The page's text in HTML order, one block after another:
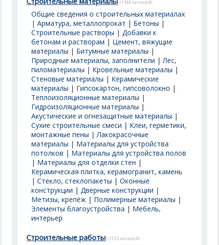
(1344 записей)
Общие сведения о строительных материалах
|Арматура, металлопрокат | Бетоны |
Строительные растворы |Добавки к
бетонам и растворам | Цемент, вяжущие
материалы | Битумные материалы |
Природные материалы, заполнители |Лес,
пиломатериалы | Кровельные материалы |
Стеновые материалы | Керамические
материалы | Гипсокартон, гипсоволокно |
Теплоизоляционные материалы |
Гидроизоляционные материалы |
Акустические и огнезащитные материалы |
Сухие строительные смеси | Клеи, герметики,
монтажные пены |Лакокрасочные
материалы | Материалы для устройства
потолков | Материалы для устройства полов
| Материалы для отделки стен |
Керамическая плитка, керамогранит, камень
|Стекло, стеклопакеты |Оконные
конструкции |Дверные конструкции |
Метизы, крепёж | Полимерные материалы |
Элементы благоустройства | Мебель,
интерьер
Строительные работы (1153 записей)